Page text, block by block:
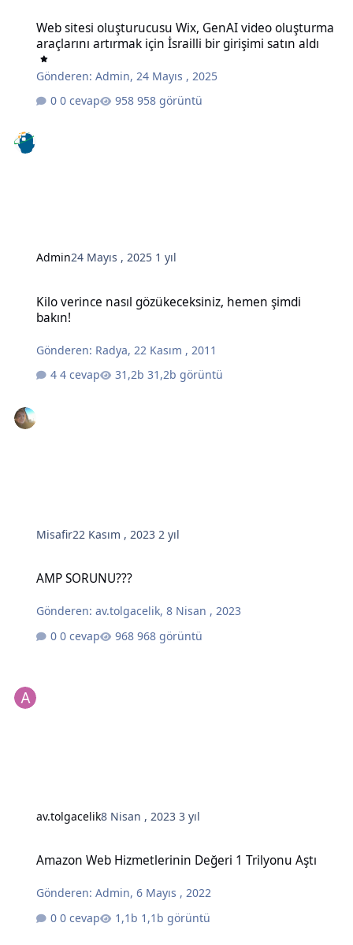
Web sitesi oluşturucusu Wix, GenAI video oluşturma
araçlarını artırmak için İsrailli bir girişimi satın aldı
Gönderen:Admin, 24 Mayıs , 2025
0 cevap
958 görüntü
Admin24 Mayıs , 2025 1 yıl
Kilo verince nasıl gözükeceksiniz, hemen şimdi
bakın!
Gönderen: Radya, 22 Kasım , 2011
4 cevap
31,2b görüntü
Misafir22 Kasım , 20232 yıl
AMP SORUNU???
Gönderen:av.tolgacelik,8 Nisan , 2023
0 cevap
968 görüntü
av.tolgacelik8 Nisan , 20233 yıl
Amazon Web Hizmetlerinin Değeri 1 Trilyonu Aştı
Gönderen:Admin,6 Mayıs , 2022
0 cevap
1,1b görüntü